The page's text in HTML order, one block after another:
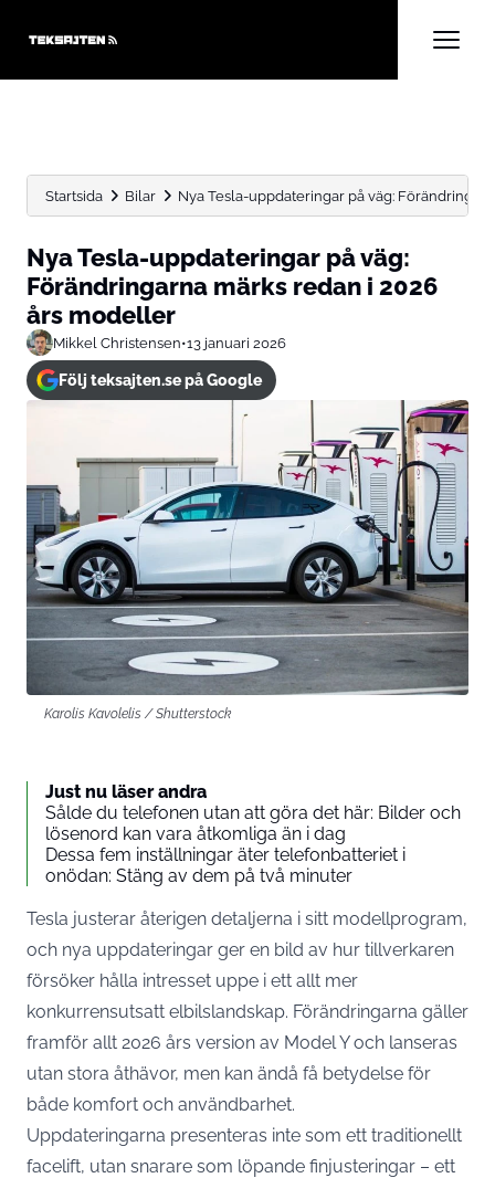
Startsida Bilar Nya Tesla-uppdateringar på väg:
Nya Tesla-uppdateringar på väg:
Förändringarna märks redan i 2026
års modeller
Mikkel Christensen•13 januari 2026
Följ teksajten.se på Google
Karolis Kavolelis / Shutterstock
Just nu läser andra
Sålde du telefonen utan att göra det här: Bilder och
lösenord kan vara åtkomliga än i dag
Dessa fem inställningar äter telefonbatteriet i
onödan: Stäng av dem på två minuter
Tesla justerar återigen detaljerna i sitt modellprogram,
och nya uppdateringar ger en bild av hur tillverkaren
försöker hålla intresset uppe i ett allt mer
konkurrensutsatt elbilslandskap. Förändringarna gäller
framför allt 2026 års version av Model Y och lanseras
utan stora åthävor, men kan ändå få betydelse för
både komfort och användbarhet.
Uppdateringarna presenteras inte som ett traditionellt
facelift, utan snarare som löpande finjusteringar – ett